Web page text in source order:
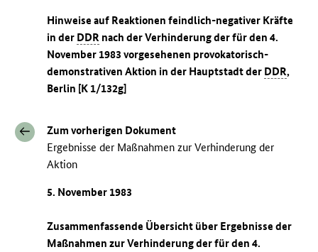
Hinweise auf Reaktionen feindlich-negativer Kräfte
in der DDR nach der Verhinderung der für den 4.
November 1983 vorgesehenen provokatorisch-
demonstrativen Aktion in der Hauptstadt der DDR,
Berlin [K 1/132g]
Zum vorherigen Dokument
Ergebnisse der Maßnahmen zur Verhinderung der
Aktion
5. November 1983
Zusammenfassende Übersicht über Ergebnisse der
Maßnahmen zur Verhinderung der für den 4.